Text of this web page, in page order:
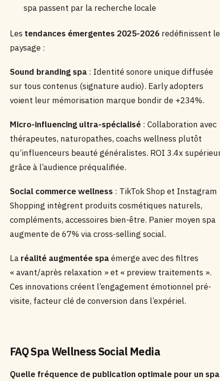
spa passent par la recherche locale
Les tendances émergentes 2025-2026 redéfinissent le
paysage :
Sound branding spa : Identité sonore unique diffusée
sur tous contenus (signature audio). Early adopters
voient leur mémorisation marque bondir de +234%.
Micro-influencing ultra-spécialisé : Collaboration avec
thérapeutes, naturopathes, coachs wellness plutôt
qu’influenceurs beauté généralistes. ROI 3.4x
grâce à l’audience préqualifiée.
Social commerce wellness : TikTok Shop et Instagram
Shopping intègrent produits cosmétiques naturels,
compléments, accessoires bien-être. Panier moyen spa
augmente de 67% via cross-selling social.
La réalité augmentée spaémerge avec des filtres
« avant/après relaxation » et « preview traitements ».
Ces innovations créent l’engagement émotionnel pré-
visite, facteur clé de conversion dans l’expériel.
FAQ Spa Wellness Social Media
Quelle fréquence de publication optimale pour un spa